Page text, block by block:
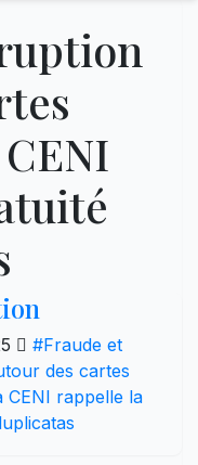
#Fraude et
des cartes
CENI rappelle la